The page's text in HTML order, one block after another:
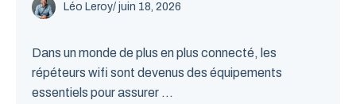
Léo Leroy/ juin 18, 2026
Dans un monde de plus en plus connecté, les
répéteurs wifi sont devenus des équipements
essentiels pour assurer ...